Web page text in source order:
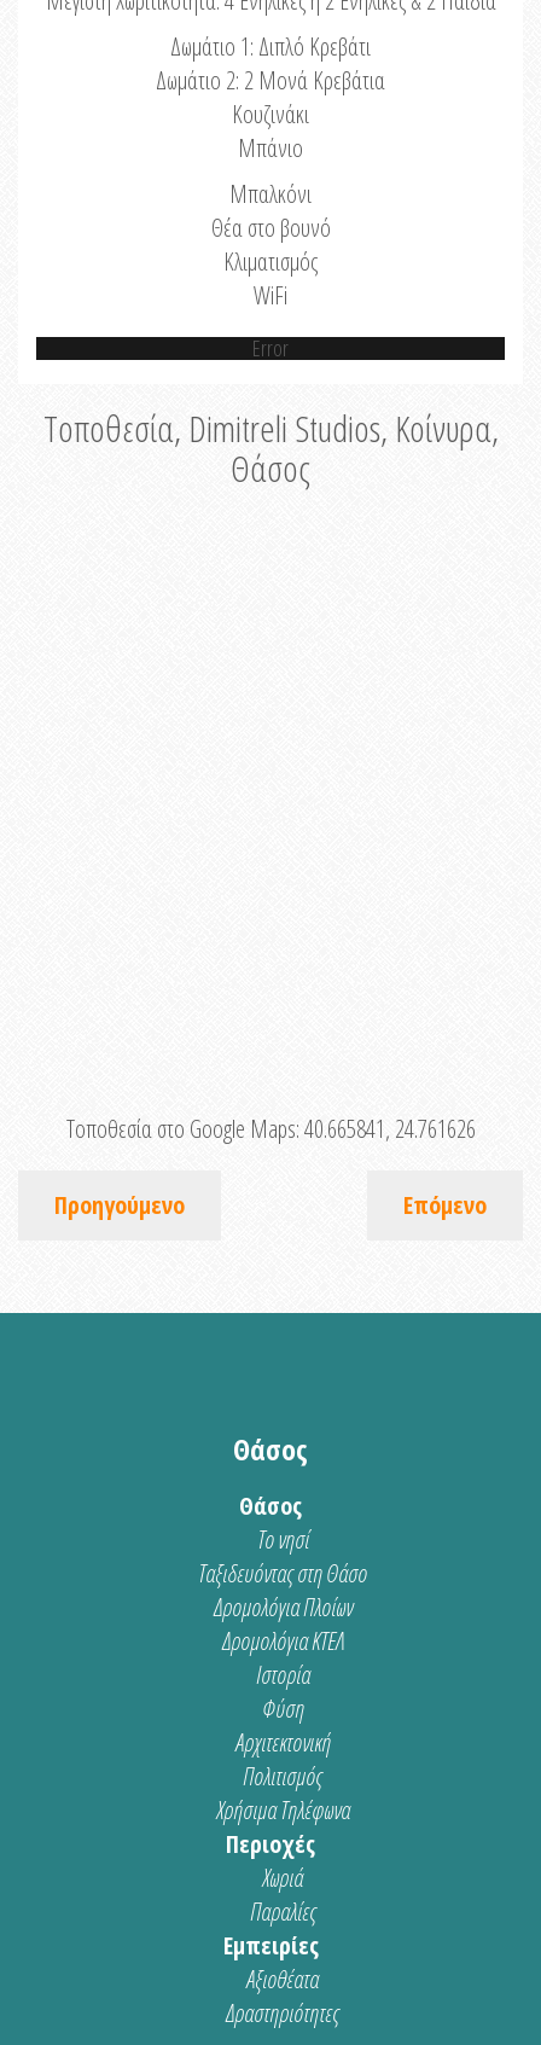
Δωμάτιο 1: Διπλό Κρεβάτι
Δωμάτιο 2: 2 Μονά Κρεβάτια
Κουζινάκι
Μπάνιο
Μπαλκόνι
Θέα στο βουνό
Κλιματισμός
WiFi
Error
Τοποθεσία, Dimitreli Studios, Κοίνυρα,
Θάσος
Τοποθεσία στο Google Maps:40.665841, 24.761626
Προηγούμενο Επόμενο
Θάσος
Θάσος
Το νησί
Ταξιδευόντας στη Θάσο
Δρομολόγια Πλοίων
Δρομολόγια ΚΤΕΛ
Ιστορία
Φύση
Αρχιτεκτονική
Πολιτισμός
Χρήσιμα Τηλέφωνα
Περιοχές
Χωριά
Παραλίες
Εμπειρίες
Αξιοθέατα
Δραστηριότητες